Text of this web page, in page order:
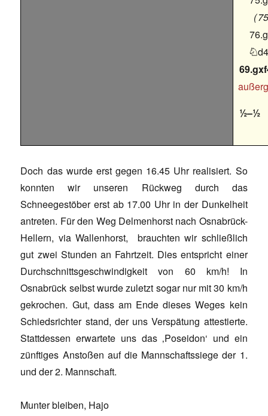

½–½
Doch das wurde erst gegen 16.45 Uhr realisiert. So
konnten wir unseren Rückweg durch das
Schneegestöber erst ab 17.00 Uhr in der Dunkelheit
antreten. Für den Weg Delmenhorst nach Osnabrück-
Hellern, via Wallenhorst, brauchten wir schließlich
gut zwei Stunden an Fahrtzeit. Dies entspricht einer
Durchschnittsgeschwindigkeit von 60 km/h! In
Osnabrück selbst wurde zuletzt sogar nur mit 30 km/h
gekrochen. Gut, dass am Ende dieses Weges kein
Schiedsrichter stand, der uns Verspätung attestierte.
Stattdessen erwartete uns das ‚Poseidon‘ und ein
zünftiges Anstoßen auf die Mannschaftssiege der 1.
und der 2. Mannschaft.
Munter bleiben, Hajo